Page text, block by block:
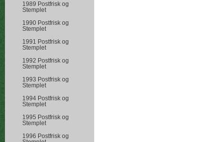
1989 Postfrisk og
Stemplet
1990 Postfrisk og
Stemplet
1991 Postfrisk og
Stemplet
1992 Postfrisk og
Stemplet
1993 Postfrisk og
Stemplet
1994 Postfrisk og
Stemplet
1995 Postfrisk og
Stemplet
1996 Postfrisk og